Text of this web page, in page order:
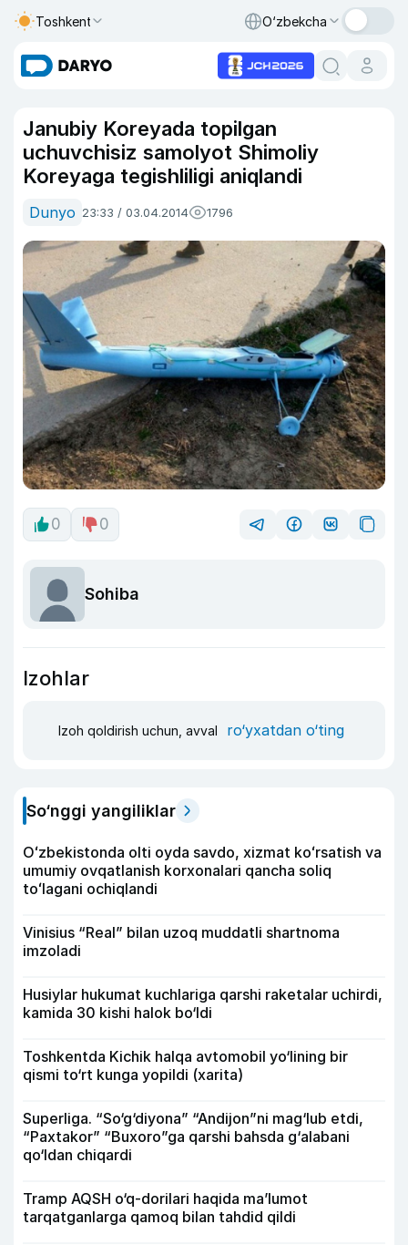
Toshkent O‘zbekcha
Janubiy Koreyada topilgan
uchuvchisiz samolyot Shimoliy
Koreyaga tegishliligi aniqlandi
Dunyo 23:33 / 03.04.2014 1796
0 0
Sohiba
Izohlar
Izoh qoldirish uchun, avval ro‘yxatdan o‘ting
So‘nggi yangiliklar
Oʻzbekistonda olti oyda savdo, xizmat koʻrsatish va
umumiy ovqatlanish korxonalari qancha soliq
toʻlagani ochiqlandi
Vinisius “Real” bilan uzoq muddatli shartnoma
imzoladi
Husiylar hukumat kuchlariga qarshi raketalar uchirdi,
kamida 30 kishi halok bo‘ldi
Toshkentda Kichik halqa avtomobil yo‘lining bir
qismi to‘rt kunga yopildi (xarita)
Superliga. “So‘g‘diyona” “Andijon”ni mag‘lub etdi,
“Paxtakor” “Buxoro”ga qarshi bahsda g‘alabani
qo‘ldan chiqardi
Tramp AQSH o‘q-dorilari haqida ma’lumot
tarqatganlarga qamoq bilan tahdid qildi